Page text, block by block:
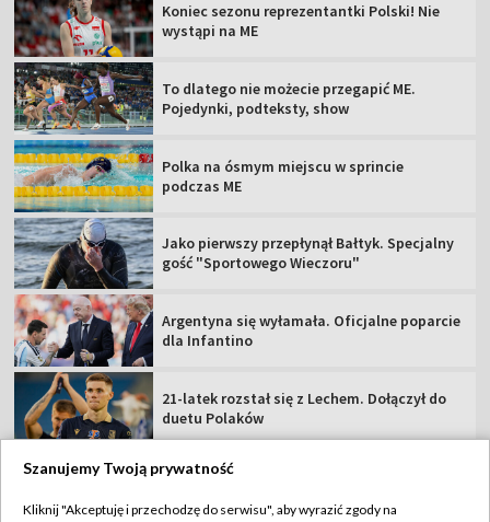
Koniec sezonu reprezentantki Polski! Nie
wystąpi na ME
To dlatego nie możecie przegapić ME.
Pojedynki, podteksty, show
Polka na ósmym miejscu w sprincie
podczas ME
Jako pierwszy przepłynął Bałtyk. Specjalny
gość "Sportowego Wieczoru"
Argentyna się wyłamała. Oficjalne poparcie
dla Infantino
21-latek rozstał się z Lechem. Dołączył do
duetu Polaków
Szanujemy Twoją prywatność
Kliknij "Akceptuję i przechodzę do serwisu", aby wyrazić zgody na